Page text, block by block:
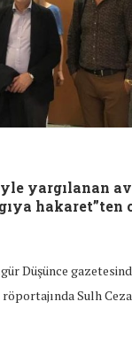
yargılanan
hakaret”ten
Düşünce
Sulh